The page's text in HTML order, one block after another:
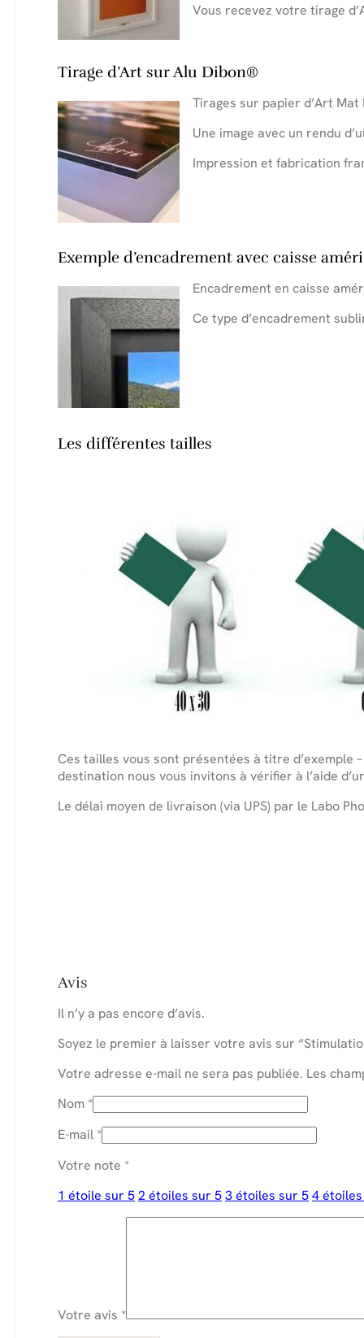
Vous recevez votre tirage
Tirage d’Art sur Alu Dibon®
Tirages sur papier d’Art
Une image avec un rendu
Impression et fabrication
Exemple d’encadrement avec caisse
Encadrement en caisse
Ce type d’encadrement
Les différentes tailles
Ces tailles vous sont présentées à titre d’exemple
destination nous vous invitons à vérifier à l’aide
Le délai moyen de livraison (via UPS) par le Labo
Avis
Il n’y a pas encore d’avis.
Soyez le premier à laisser votre avis sur
Votre adresse e-mail ne sera pas publiée. Les
Nom*
E-mail*
Votre note *
1 étoile sur 52 étoiles sur 53 étoiles sur 54
Votre avis *